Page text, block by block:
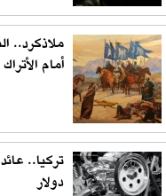
ملاذكرد..
أمام الأتراك
دولار